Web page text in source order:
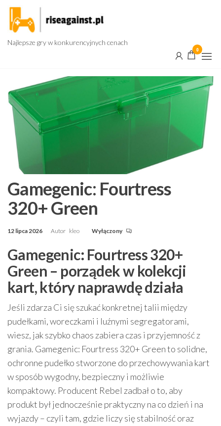
Przejdź
treści
Najlepsze gry w konkurencyjnych cenach
0
Gamegenic: Fourtress
320+ Green
12 lipca 2026 Autor kleo Wyłączony
Gamegenic: Fourtress 320+
Green – porządek w kolekcji
kart, który naprawdę działa
Jeśli zdarza Ci się szukać konkretnej talii między
pudełkami, woreczkami i luźnymi segregatorami,
wiesz, jak szybko chaos zabiera czas i przyjemność z
grania. Gamegenic: Fourtress 320+ Green to solidne,
ochronne pudełko stworzone do przechowywania kart
w sposób wygodny, bezpieczny i możliwie
kompaktowy. Producent Rebel zadbał o to, aby
produkt był jednocześnie praktyczny na co dzień i na
wyjazdy – czyli tam, gdzie liczy się stabilność oraz